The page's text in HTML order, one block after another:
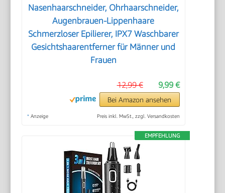
Nasenhaarschneider, Ohrhaarschneider,
Augenbrauen-Lippenhaare
Schmerzloser Epilierer, IPX7 Waschbarer
Gesichtshaarentferner für Männer und
Frauen
9,99 €
12,99 €
Bei Amazon ansehen
* Anzeige Preis inkl. MwSt., zzgl. Versandkosten
EMPFEHLUNG